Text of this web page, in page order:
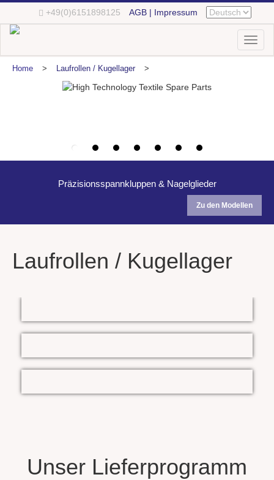
+49(0)6151898125 AGB | Impressum
Home > Laufrollen / Kugellager >
Präzisionsspannkluppen & Nagelglieder
Zu den Modellen
Laufrollen / Kugellager
Unser Lieferprogramm